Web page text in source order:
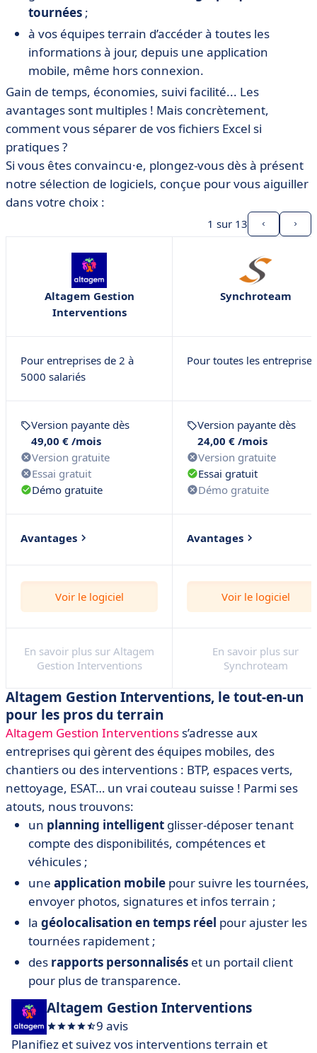
tournées ;
à vos équipes terrain d’accéder à toutes les
informations à jour, depuis une application
mobile, même hors connexion.
Gain de temps, économies, suivi facilité... Les
avantages sont multiples ! Mais concrètement,
comment vous séparer de vos fichiers Excel si
pratiques ?
Si vous êtes convaincu·e, plongez-vous dès à présent
notre sélection de logiciels, conçue pour vous aiguiller
dans votre choix :
1 sur 13
Altagem Gestion
Interventions
Synchroteam
Pour entreprises de 2 à
5000 salariés
Pour toutes les entreprises
Version payante dès
49,00 € /mois
Version gratuite
Essai gratuit
Démo gratuite
Version payante dès
24,00 € /mois
Version gratuite
Essai gratuit
Démo gratuite
Avantages
chantier
Rapports
d'interventions
Humaines
chantiers et suivi en temps
réel
Autonomie des équipes
terrain
Avantages
entreprises
Paramétrage facile
Voir le logiciel Voir le logiciel
En savoir plus sur Altagem
Gestion Interventions
En savoir plus sur
Synchroteam
Altagem Gestion Interventions, le tout-en-un
pour les pros du terrain
Altagem Gestion Interventions s’adresse aux
entreprises qui gèrent des équipes mobiles, des
chantiers ou des interventions : BTP, espaces verts,
nettoyage, ESAT… un vrai couteau suisse ! Parmi ses
atouts, nous trouvons:
un planning intelligent glisser-déposer tenant
compte des disponibilités, compétences et
véhicules ;
une application mobile pour suivre les tournées,
envoyer photos, signatures et infos terrain ;
la géolocalisation en temps réel pour ajuster les
tournées rapidement ;
des rapports personnalisés et un portail client
pour plus de transparence.
Altagem Gestion Interventions
9 avis
Planifiez et suivez vos interventions terrain et